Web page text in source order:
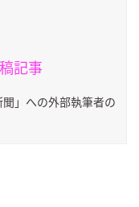
記事
」への外部執筆者の